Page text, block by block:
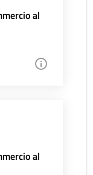
al
al